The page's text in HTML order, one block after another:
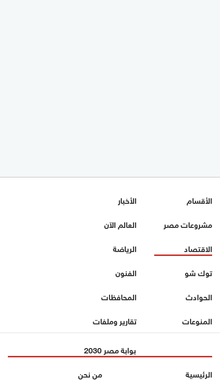
الأقسام
الأخبار
مشروعات مصر
العالم الآن
الاقتصاد
الرياضة
توك شو
الفنون
الحوادث
المحافظات
المنوعات
تقارير وملفات
بوابة مصر 2030
الرئيسية
من نحن